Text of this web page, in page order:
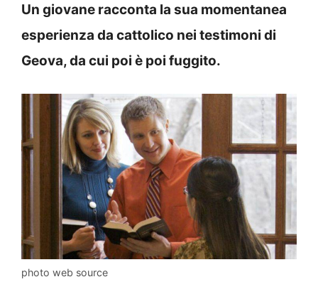
Un giovane racconta la sua momentanea
esperienza da cattolico nei testimoni di
Geova, da cui poi è poi fuggito.
photo web source